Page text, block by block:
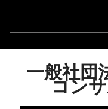
一般社団
コン